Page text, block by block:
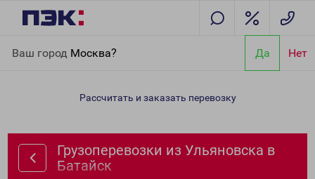
Ваш город Москва? Да Нет
Батайск
Рассчитать и заказать перевозку
Грузоперевозки из Ульяновска в
Батайск